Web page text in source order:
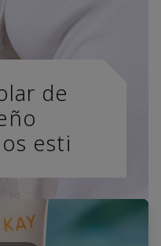
de
esti